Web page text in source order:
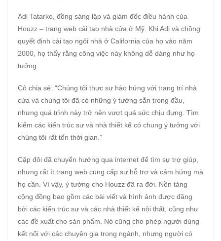
Adi Tatarko, đồng sáng lập và giám đốc điều hành của
Houzz – trang web cải tạo nhà cửa ở Mỹ. Khi Adi và chồng
quyết định cải tạo ngôi nhà ở California của họ vào năm
2000, họ thấy rằng công việc này không dễ dàng như họ
tưởng.
Cô chia sẻ: “Chúng tôi thực sự hào hứng với trang trí nhà
cửa và chúng tôi đã có những ý tưởng sẵn trong đầu,
nhưng quá trình này trở nên vượt quá sức chịu đựng. Tìm
kiếm các kiến trúc sư và nhà thiết kế có chung ý tưởng với
chúng tôi rất tốn thời gian.”
Cặp đôi đã chuyển hướng qua internet để tìm sự trợ giúp,
nhưng rất ít trang web cung cấp sự hỗ trợ và cảm hứng mà
họ cần. Vì vậy, ý tưởng cho Houzz đã ra đời. Nền tảng
cộng đồng bao gồm các bài viết và hình ảnh được đăng
bởi các kiến trúc sư và các nhà thiết kế nội thất, cũng như
các đề xuất cho sản phẩm. Nó cũng cho phép người dùng
kết nối với các chuyên gia trong ngành, nhưng người có